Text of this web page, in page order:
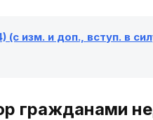
изм. и доп., вступ. в
гражданами